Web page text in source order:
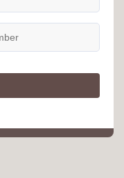
小时计算，更能符